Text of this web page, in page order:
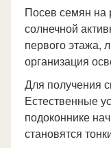
Посев семян на
солнечной
первого этажа,
организация
Для получения
Естественные
подоконнике
становятся